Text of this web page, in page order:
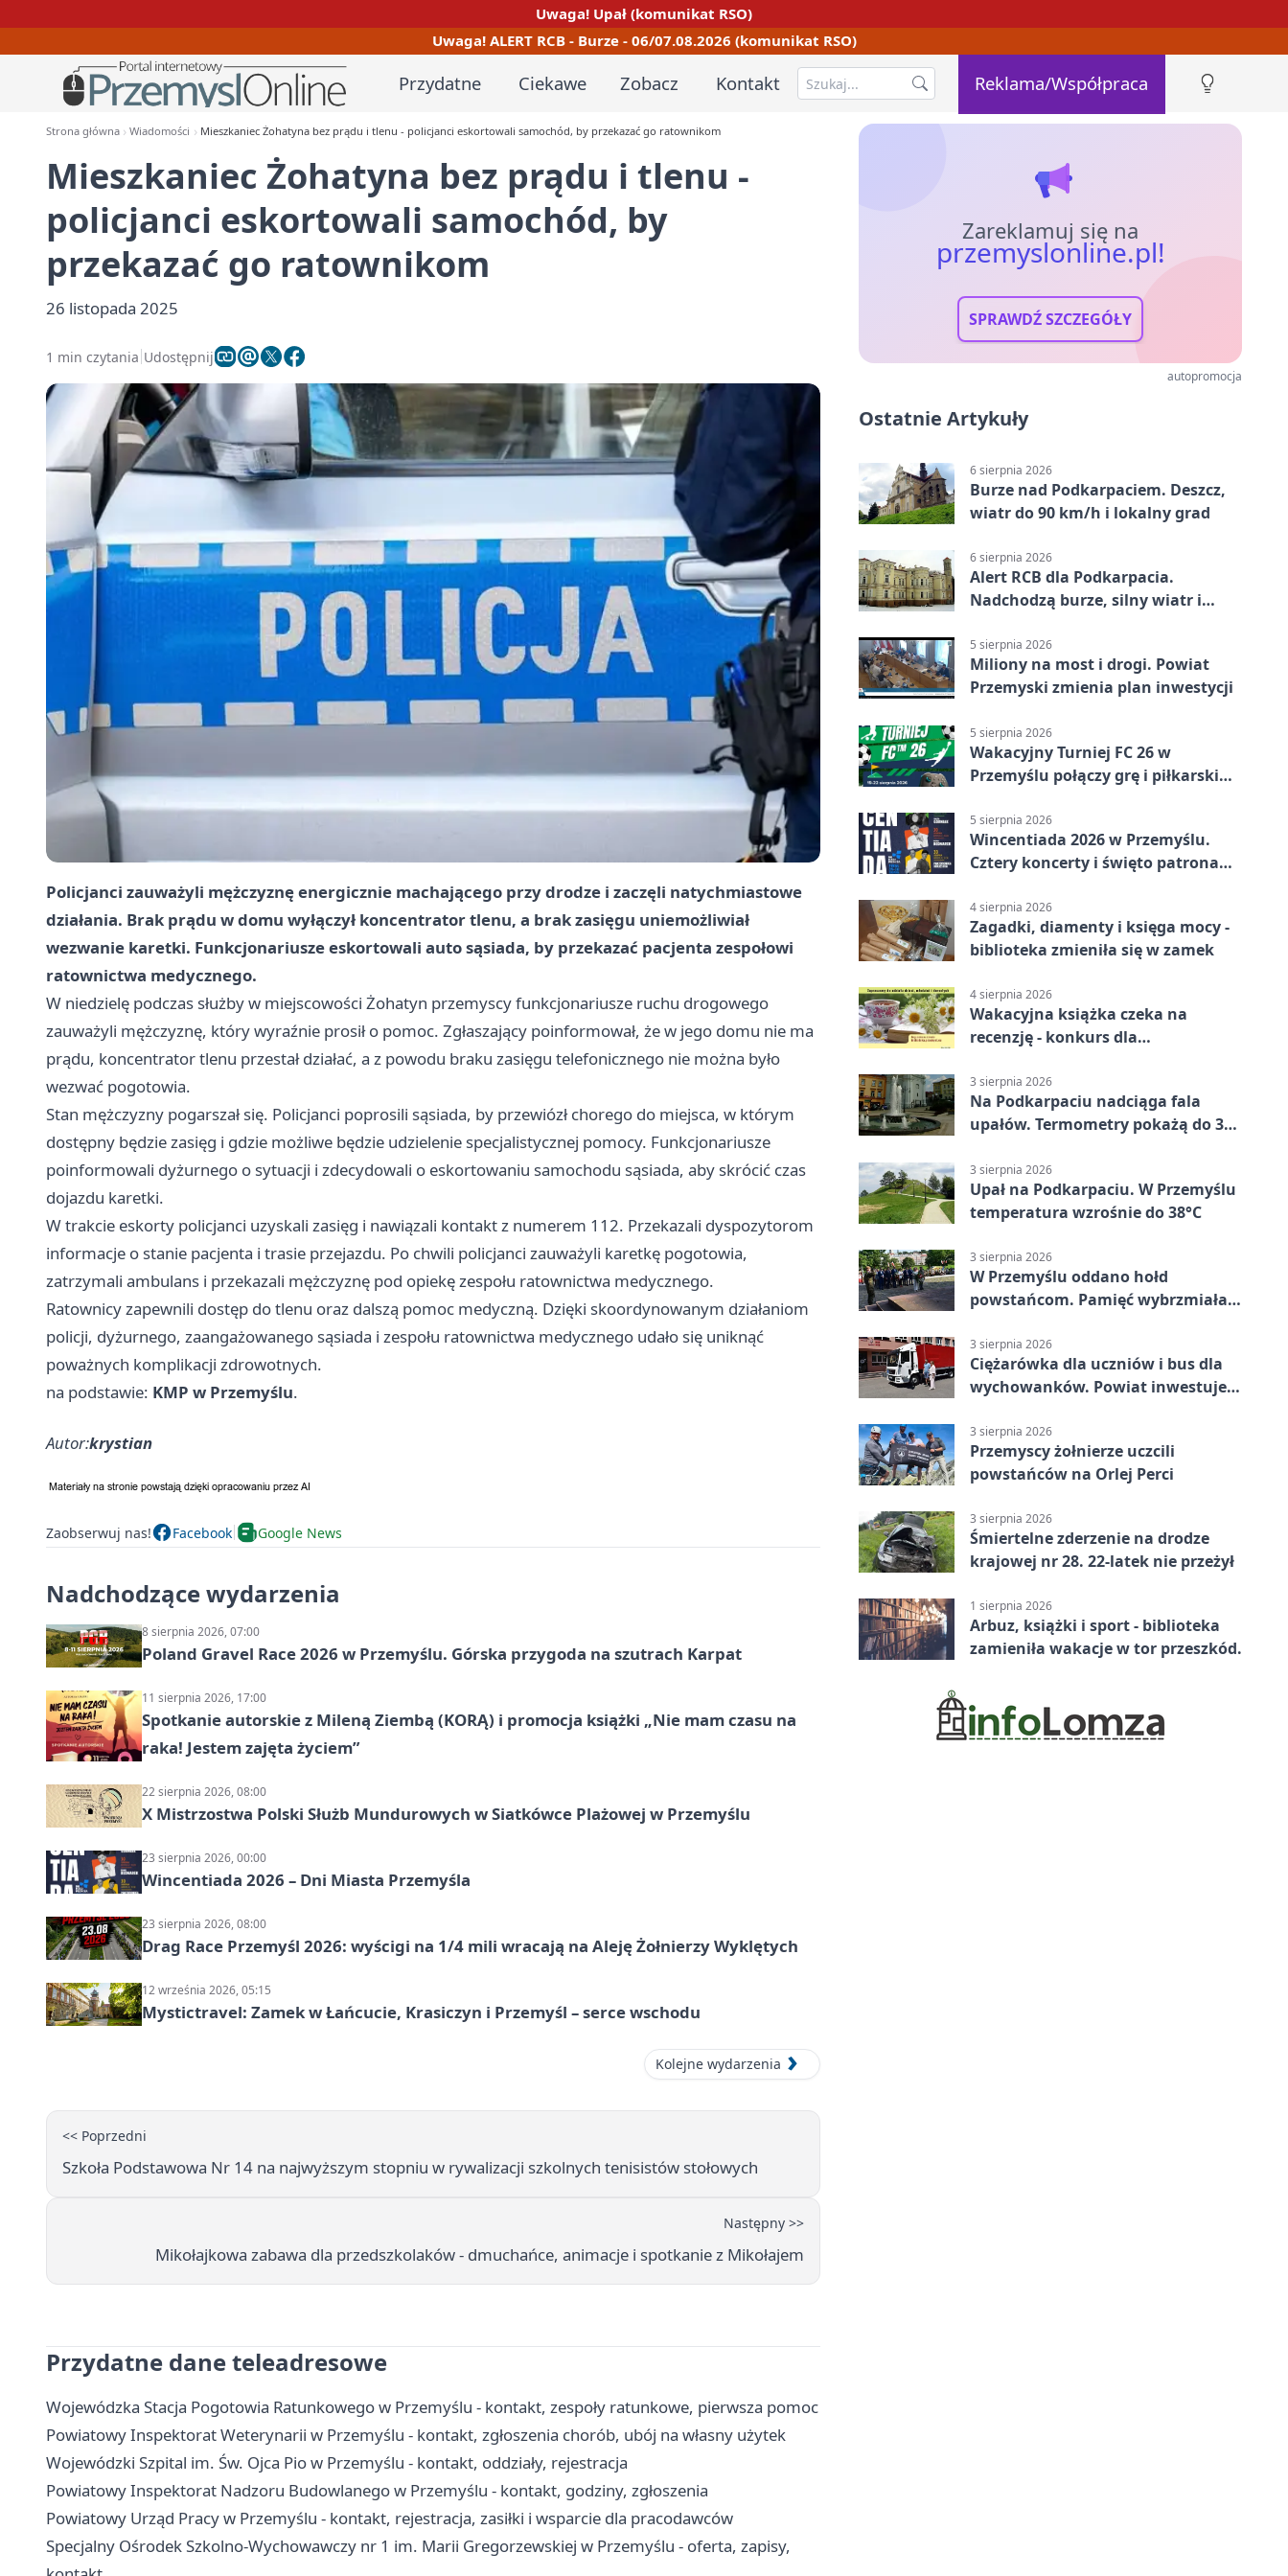
Uwaga! Upał (komunikat RSO)
Uwaga! ALERT RCB - Burze - 06/07.08.2026 (komunikat RSO)
Przydatne Ciekawe Zobacz Kontakt Reklama/Współpraca
Strona główna Wiadomości Mieszkaniec Żohatyna bez prądu i tlenu - policjanci eskortowali samochód, by przekazać go ratownikom
Mieszkaniec Żohatyna bez prądu i tlenu -
policjanci eskortowali samochód, by
przekazać go ratownikom
26 listopada 2025
1 min czytania Udostępnij
Policjanci zauważyli mężczyznę energicznie machającego przy drodze i zaczęli natychmiastowe
działania. Brak prądu w domu wyłączył koncentrator tlenu, a brak zasięgu uniemożliwiał
wezwanie karetki. Funkcjonariusze eskortowali auto sąsiada, by przekazać pacjenta zespołowi
ratownictwa medycznego.
W niedzielę podczas służby w miejscowości Żohatyn przemyscy funkcjonariusze ruchu drogowego
zauważyli mężczyznę, który wyraźnie prosił o pomoc. Zgłaszający poinformował, że w jego domu nie ma
prądu, koncentrator tlenu przestał działać, a z powodu braku zasięgu telefonicznego nie można było
wezwać pogotowia.
Stan mężczyzny pogarszał się. Policjanci poprosili sąsiada, by przewiózł chorego do miejsca, w którym
dostępny będzie zasięg i gdzie możliwe będzie udzielenie specjalistycznej pomocy. Funkcjonariusze
poinformowali dyżurnego o sytuacji i zdecydowali o eskortowaniu samochodu sąsiada, aby skrócić czas
dojazdu karetki.
W trakcie eskorty policjanci uzyskali zasięg i nawiązali kontakt z numerem 112. Przekazali dyspozytorom
informacje o stanie pacjenta i trasie przejazdu. Po chwili policjanci zauważyli karetkę pogotowia,
zatrzymali ambulans i przekazali mężczyznę pod opiekę zespołu ratownictwa medycznego.
Ratownicy zapewnili dostęp do tlenu oraz dalszą pomoc medyczną. Dzięki skoordynowanym działaniom
policji, dyżurnego, zaangażowanego sąsiada i zespołu ratownictwa medycznego udało się uniknąć
poważnych komplikacji zdrowotnych.
na podstawie: KMP w Przemyślu.
Autor:krystian
Zaobserwuj nas! Facebook Google News
Nadchodzące wydarzenia
8 sierpnia 2026, 07:00
Poland Gravel Race 2026 w Przemyślu. Górska przygoda na szutrach Karpat
11 sierpnia 2026, 17:00
Spotkanie autorskie z Mileną Ziembą (KORĄ) i promocja książki „Nie mam czasu na
raka! Jestem zajęta życiem”
22 sierpnia 2026, 08:00
X Mistrzostwa Polski Służb Mundurowych w Siatkówce Plażowej w Przemyślu
23 sierpnia 2026, 00:00
Wincentiada 2026 – Dni Miasta Przemyśla
23 sierpnia 2026, 08:00
Drag Race Przemyśl 2026: wyścigi na 1/4 mili wracają na Aleję Żołnierzy Wyklętych
12 września 2026, 05:15
Mystictravel: Zamek w Łańcucie, Krasiczyn i Przemyśl – serce wschodu
Kolejne wydarzenia
<< Poprzedni
Szkoła Podstawowa Nr 14 na najwyższym stopniu w rywalizacji szkolnych tenisistów stołowych
Następny >>
Mikołajkowa zabawa dla przedszkolaków - dmuchańce, animacje i spotkanie z Mikołajem
Przydatne dane teleadresowe
Wojewódzka Stacja Pogotowia Ratunkowego w Przemyślu - kontakt, zespoły ratunkowe, pierwsza pomoc
Powiatowy Inspektorat Weterynarii w Przemyślu - kontakt, zgłoszenia chorób, ubój na własny użytek
Wojewódzki Szpital im. Św. Ojca Pio w Przemyślu - kontakt, oddziały, rejestracja
Powiatowy Inspektorat Nadzoru Budowlanego w Przemyślu - kontakt, godziny, zgłoszenia
Powiatowy Urząd Pracy w Przemyślu - kontakt, rejestracja, zasiłki i wsparcie dla pracodawców
Specjalny Ośrodek Szkolno-Wychowawczy nr 1 im. Marii Gregorzewskiej w Przemyślu - oferta, zapisy,
Zareklamuj się na
przemyslonline.pl!
SPRAWDŹ SZCZEGÓŁY
autopromocja
Ostatnie Artykuły
6 sierpnia 2026
Burze nad Podkarpaciem. Deszcz,
wiatr do 90 km/h i lokalny grad
6 sierpnia 2026
Alert RCB dla Podkarpacia.
Nadchodzą burze, silny wiatr i
5 sierpnia 2026
Miliony na most i drogi. Powiat
Przemyski zmienia plan inwestycji
5 sierpnia 2026
Wakacyjny Turniej FC 26 w
Przemyślu połączy grę i piłkarski
5 sierpnia 2026
Wincentiada 2026 w Przemyślu.
Cztery koncerty i święto patrona
4 sierpnia 2026
Zagadki, diamenty i księga mocy -
biblioteka zmieniła się w zamek
4 sierpnia 2026
Wakacyjna książka czeka na
recenzję - konkurs dla
3 sierpnia 2026
Na Podkarpaciu nadciąga fala
upałów. Termometry pokażą do 36
3 sierpnia 2026
Upał na Podkarpaciu. W Przemyślu
temperatura wzrośnie do 38°C
3 sierpnia 2026
W Przemyślu oddano hołd
powstańcom. Pamięć wybrzmiała
3 sierpnia 2026
Ciężarówka dla uczniów i bus dla
wychowanków. Powiat inwestuje
3 sierpnia 2026
Przemyscy żołnierze uczcili
powstańców na Orlej Perci
3 sierpnia 2026
Śmiertelne zderzenie na drodze
krajowej nr 28. 22-latek nie przeżył
1 sierpnia 2026
Arbuz, książki i sport - biblioteka
zamieniła wakacje w tor przeszkód.